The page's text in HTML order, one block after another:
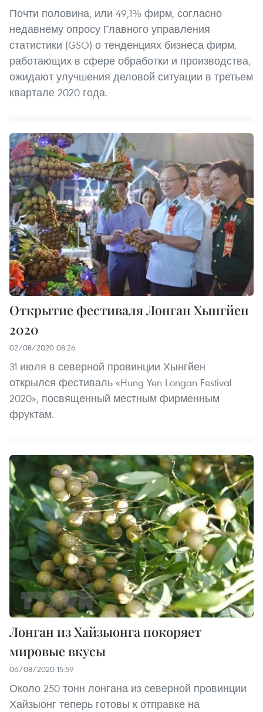
Почти половина, или 49,1% фирм, согласно
недавнему опросу Главного управления
статистики (GSO) о тенденциях бизнеса фирм,
работающих в сфере обработки и производства,
ожидают улучшения деловой ситуации в третьем
квартале 2020 года.
Открытие фестиваля Лонган Хынгйен
2020
02/08/2020 08:26
31 июля в северной провинции Хынгйен
открылся фестиваль «Hung Yen Longan Festival
2020», посвященный местным фирменным
фруктам.
Лонган из Хайзыонга покоряет
мировые вкусы
06/08/2020 15:59
Около 250 тонн лонгана из северной провинции
Хайзыонг теперь готовы к отправке на